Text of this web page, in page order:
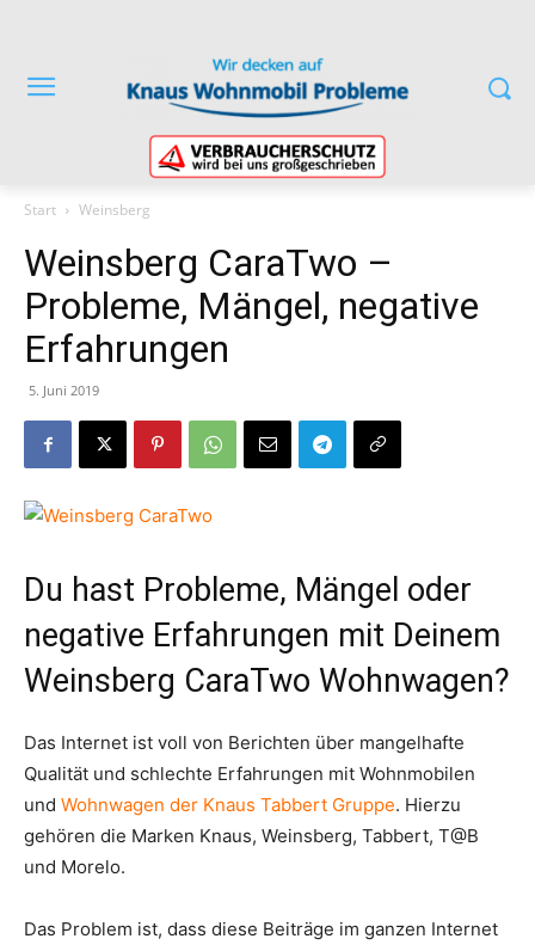
Start Weinsberg
Weinsberg CaraTwo –
Probleme, Mängel, negative
Erfahrungen
5. Juni 2019
Du hast Probleme, Mängel oder
negative Erfahrungen mit Deinem
Weinsberg CaraTwo Wohnwagen?
Das Internet ist voll von Berichten über mangelhafte
Qualität und schlechte Erfahrungen mit Wohnmobilen
und Wohnwagen der Knaus Tabbert Gruppe. Hierzu
gehören die Marken Knaus, Weinsberg, Tabbert, T@B
und Morelo.
Das Problem ist, dass diese Beiträge im ganzen Internet